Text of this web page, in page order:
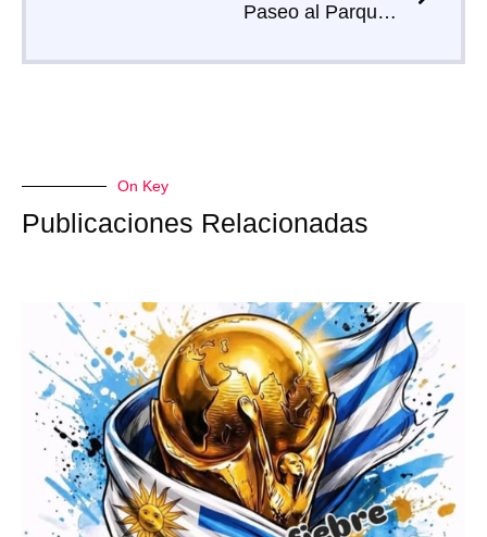
Paseo al Parque Rivera
On Key
Publicaciones Relacionadas